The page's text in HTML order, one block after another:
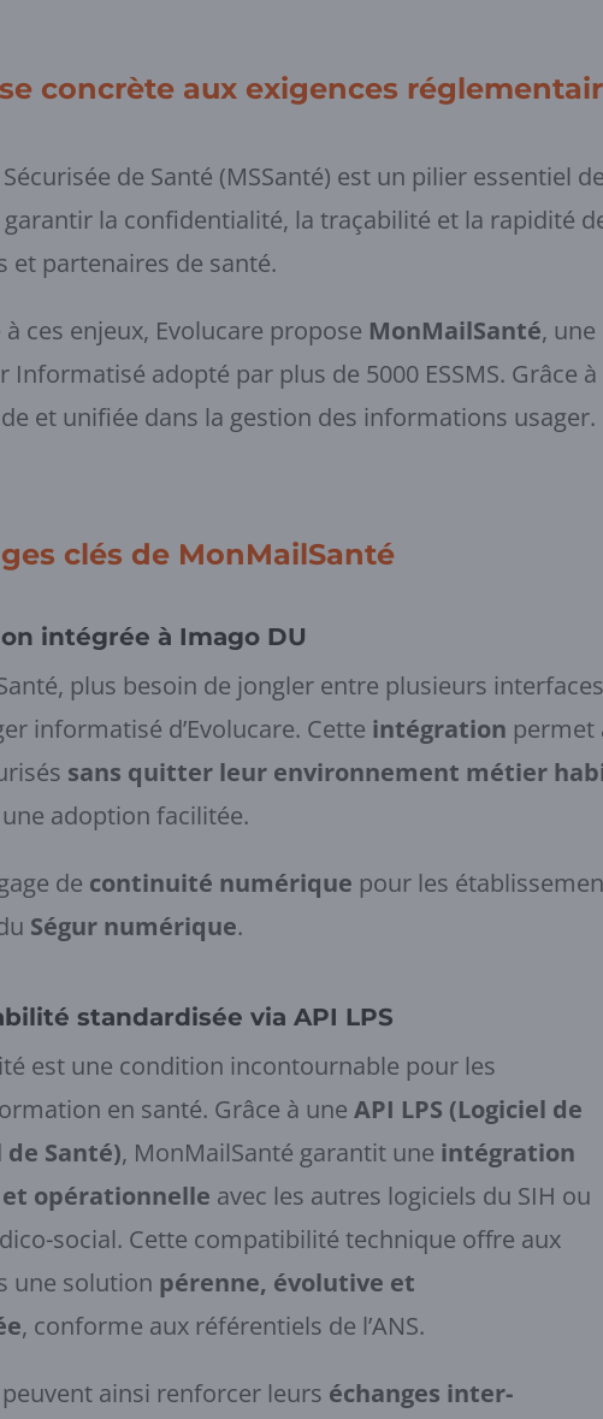
concrète aux exigences
de Santé (MSSanté) est un pilier essentiel
la confidentialité, la traçabilité et la rapidité
et partenaires de santé.
ces enjeux, Evolucare propose MonMailSanté,
Informatisé adopté par plus de 5000 ESSMS. Grâce
et unifiée dans la gestion des informations usager.
clés de MonMailSanté
intégrée à Imago DU
plus besoin de jongler entre plusieurs
informatisé d’Evolucare. Cette intégration permet
sans quitter leur environnement métier
adoption facilitée.
de continuité numérique pour les
Ségur numérique.
standardisée via API LPS
est une condition incontournable pour les
en santé. Grâce à uneAPI LPS (Logiciel de
Santé), MonMailSanté garantit une intégration
opérationnelle avec les autres logiciels du SIH ou
social. Cette compatibilité technique offre aux
une solution pérenne, évolutive et
, conforme aux référentiels de l’ANS.
ainsi renforcer leurs échanges inter-